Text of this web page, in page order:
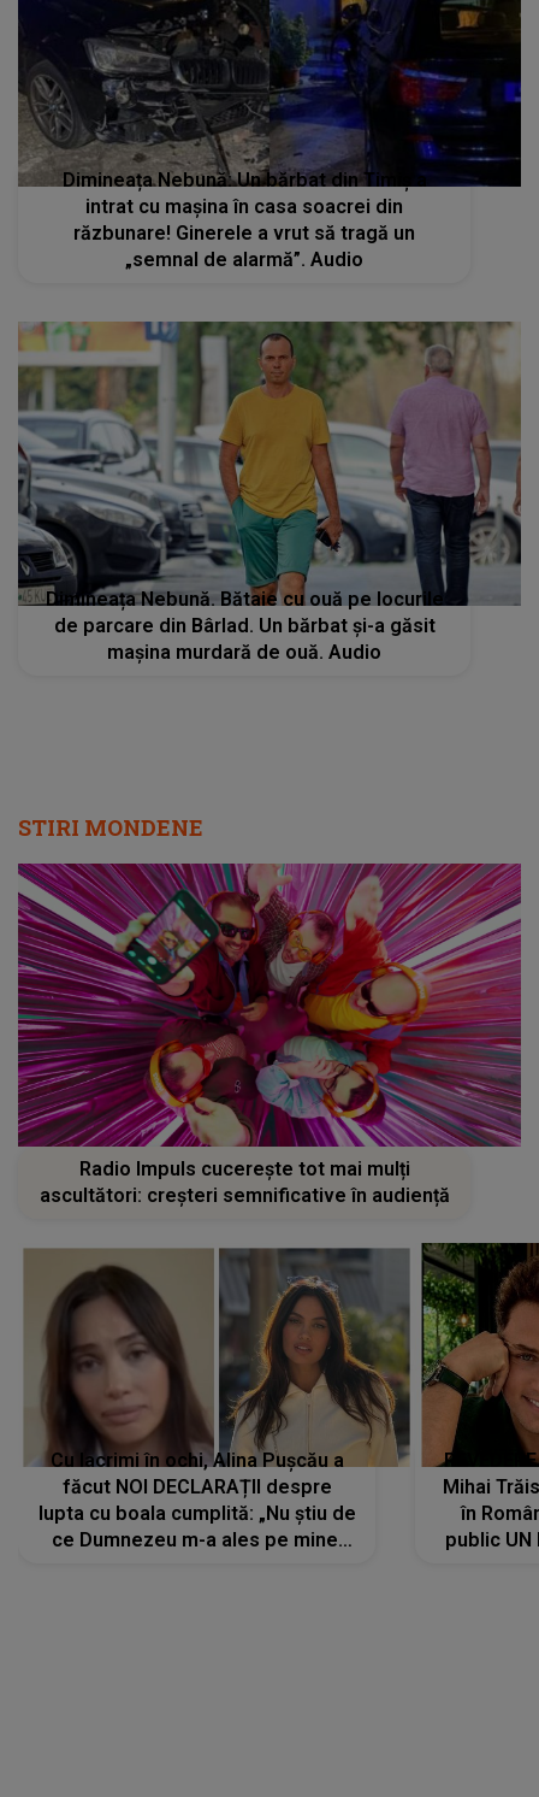
Dimineața Nebună: Un bărbat din Timiș a
intrat cu mașina în casa soacrei din
răzbunare! Ginerele a vrut să tragă un
„semnal de alarmă”. Audio
Dimineața Nebună. Bătaie cu ouă pe locurile
de parcare din Bârlad. Un bărbat și-a găsit
mașina murdară de ouă. Audio
STIRI MONDENE
Radio Impuls cucerește tot mai mulți
ascultători: creșteri semnificative în audiență
Cu lacrimi în ochi, Alina Pușcău a
făcut NOI DECLARAȚII despre
lupta cu boala cumplită: „Nu știu de
ce Dumnezeu m-a ales pe mine.
Mihai
în
public UN